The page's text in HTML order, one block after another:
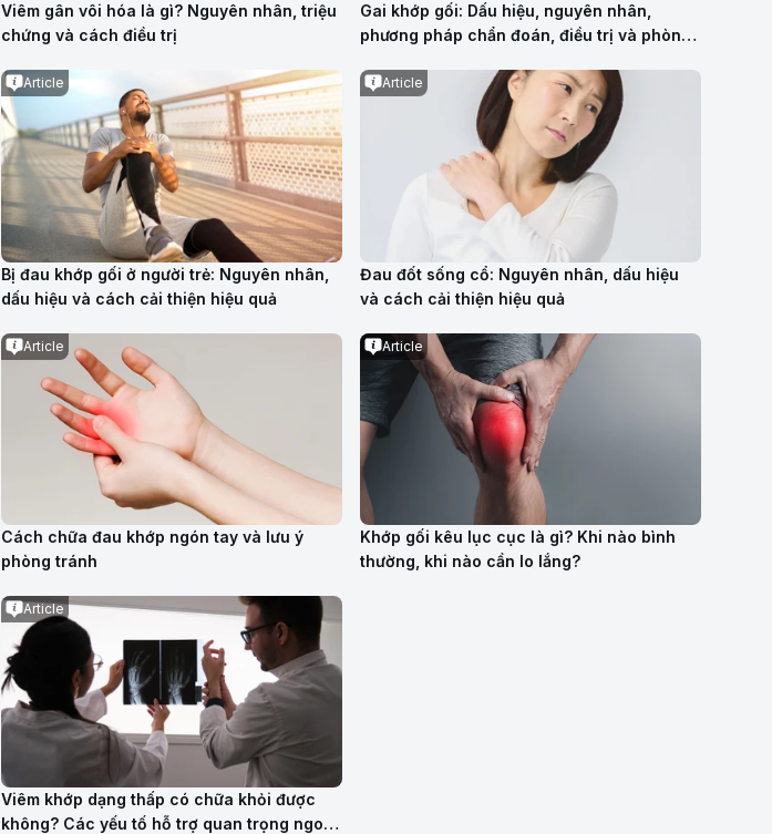
Viêm gân vôi hóa là gì? Nguyên nhân, triệu
chứng và cách điều trị
Gai khớp gối: Dấu hiệu, nguyên nhân,
phương pháp chẩn đoán, điều trị và phòng
Article
Bị đau khớp gối ở người trẻ: Nguyên nhân,
dấu hiệu và cách cải thiện hiệu quả
Article
Đau đốt sống cổ: Nguyên nhân, dấu hiệu
và cách cải thiện hiệu quả
Article
Cách chữa đau khớp ngón tay và lưu ý
phòng tránh
Article
Khớp gối kêu lục cục là gì? Khi nào bình
thường, khi nào cần lo lắng?
Article
Viêm khớp dạng thấp có chữa khỏi được
không? Các yếu tố hỗ trợ quan trọng ngoài